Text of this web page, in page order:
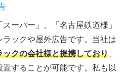
ーパー」、「名古屋鉄道様」
ックや屋外広告です。当社は
クの会社様と提携しており、
することが可能です。私も以